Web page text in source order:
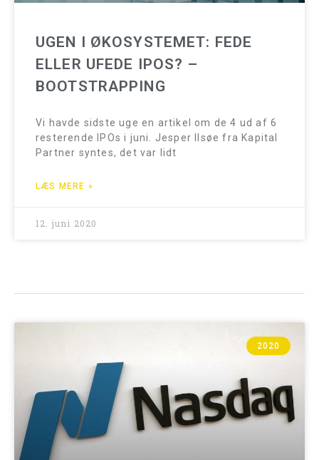
UGEN I ØKOSYSTEMET: FEDE
ELLER UFEDE IPOS? –
BOOTSTRAPPING
Vi havde sidste uge en artikel om de 4 ud af 6
resterende IPOs i juni. Jesper Ilsøe fra Kapital
Partner syntes, det var lidt
LÆS MERE »
12. juni 2020
2020